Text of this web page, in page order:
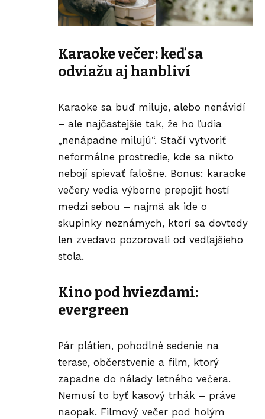
Karaoke večer: keď sa
odviažu aj hanbliví
Karaoke sa buď miluje, alebo nenávidí
– ale najčastejšie tak, že ho ľudia
„nenápadne milujú“. Stačí vytvoriť
neformálne prostredie, kde sa nikto
nebojí spievať falošne. Bonus: karaoke
večery vedia výborne prepojiť hostí
medzi sebou – najmä ak ide o
skupinky neznámych, ktorí sa dovtedy
len zvedavo pozorovali od vedľajšieho
stola.
Kino pod hviezdami:
evergreen
Pár plátien, pohodlné sedenie na
terase, občerstvenie a film, ktorý
zapadne do nálady letného večera.
Nemusí to byť kasový trhák – práve
naopak. Filmový večer pod holým